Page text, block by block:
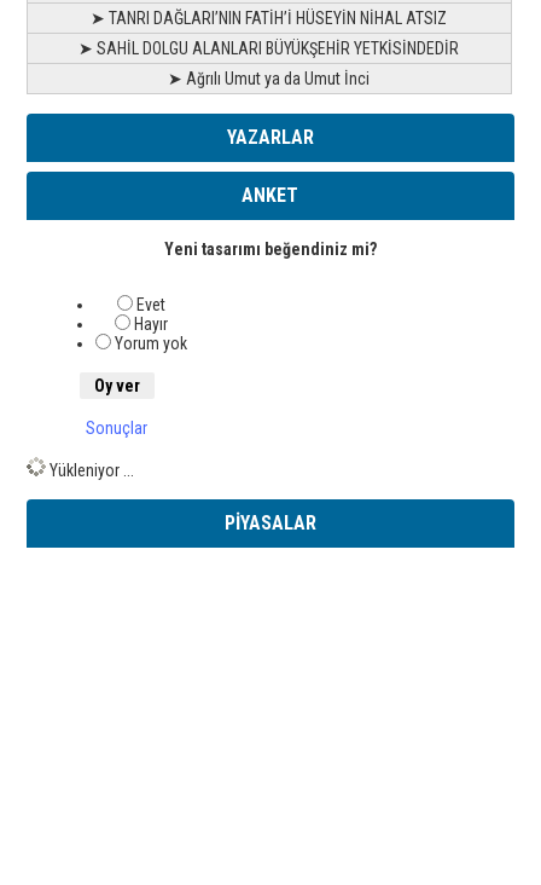
➤ TANRI DAĞLARI’NIN FATİH’İ HÜSEYİN NİHAL ATSIZ
➤ SAHİL DOLGU ALANLARI BÜYÜKŞEHİR YETKİSİNDEDİR
➤ Ağrılı Umut ya da Umut İnci
YAZARLAR
ANKET
Yeni tasarımı beğendiniz mi?
Evet
Hayır
Yorum yok
Sonuçlar
Yükleniyor ...
PİYASALAR